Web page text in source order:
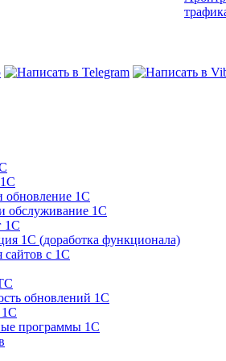
обновление 1С
обслуживание 1C
1С
1С (доработка функционала)
с 1C
обновлений 1С
программы 1С